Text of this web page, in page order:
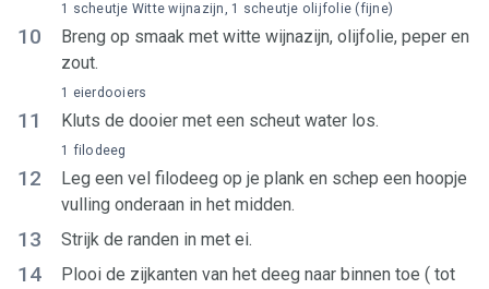
10
Breng op smaak met witte wijnazijn, olijfolie, peper en
zout.
1 scheutje Witte wijnazijn, 1 scheutje olijfolie (fijne)
11 Kluts de dooier met een scheut water los.
1 eierdooiers
12
Leg een vel filodeeg op je plank en schep een hoopje
vulling onderaan in het midden.
1 filodeeg
13 Strijk de randen in met ei.
14
Plooi de zijkanten van het deeg naar binnen toe ( tot